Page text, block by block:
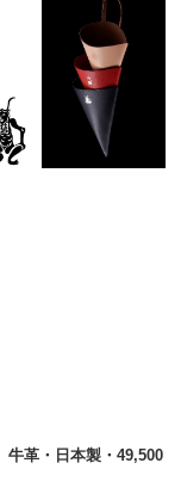
革・日本製・49,500